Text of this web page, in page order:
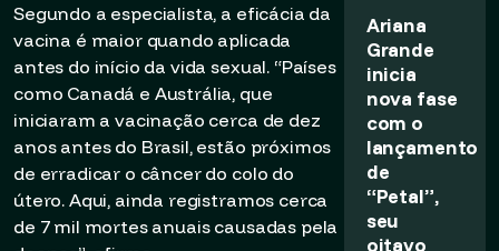
Segundo a especialista, a eficácia da
vacina é maior quando aplicada
antes do início da vida sexual. “Países
como Canadá e Austrália, que
iniciaram a vacinação cerca de dez
anos antes do Brasil, estão próximos
de erradicar o câncer do colo do
útero. Aqui, ainda registramos cerca
de 7 mil mortes anuais causadas pela
Ariana
Grande
inicia
nova fase
com o
lançamento
de
“Petal”,
seu
oitavo